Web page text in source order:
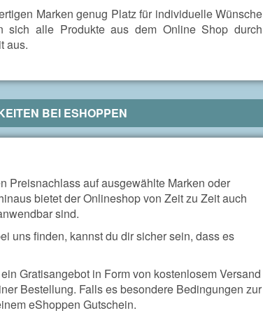
Marken genug Platz für individuelle Wünsche
sich alle Produkte aus dem Online Shop durch
aus.
BEI ESHOPPEN
Preisnachlass auf ausgewählte Marken oder
bietet der Onlineshop von Zeit zu Zeit auch
sind.
uns finden, kannst du dir sicher sein, dass es
Gratisangebot in Form von kostenlosem Versand
Bestellung. Falls es besondere Bedingungen zur
eShoppen Gutschein.